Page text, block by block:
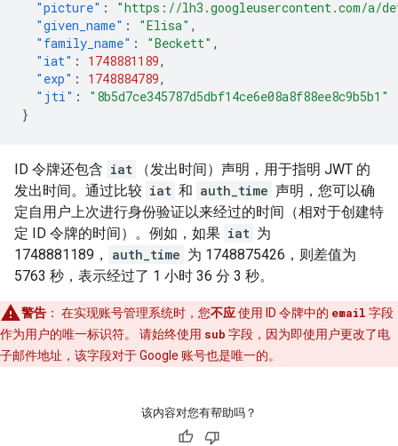
"picture" :
"https://lh3.googleusercontent.com/a/
"given_name" : "Elisa" ,
"family_name" : "Beckett" ,
"iat" : 1748881189,
"exp" : 1748884789,
"jti" :
"8b5d7ce345787d5dbf14ce6e08a8f88ee8c9b5b1"
}
ID 令牌还包含 iat
（发出时间）声明，用于指明 JWT 的
发出时间。通过比较 iat 和 auth_time 声明，您可以确
定自用户上次进行身份验证以来经过的时间（相对于创建特
定 ID 令牌的时间）。例如，如果 iat 为
1748881189，
auth_time 为 1748875426，则差值为
5763 秒，表示经过了 1 小时 36 分 3 秒。
警告 ： 在实现账号管理系统时，您不应使用 ID 令牌中的 email 字段
作为用户的唯一标识符。 请始终使用 sub 字段，因为即使用户更改了电
子邮件地址，该字段对于 Google 账号也是唯一的。
该内容对您有帮助吗？